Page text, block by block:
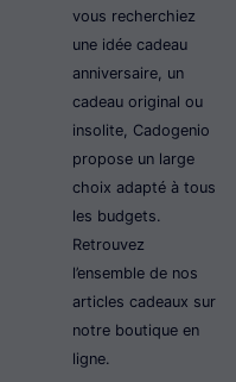
vous recherchiez
une idée cadeau
anniversaire, un
cadeau original ou
insolite, Cadogenio
propose un large
choix adapté à tous
les budgets.
Retrouvez
l’ensemble de nos
articles cadeaux sur
notre boutique en
ligne.